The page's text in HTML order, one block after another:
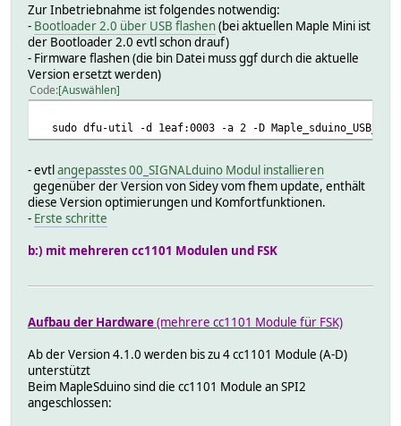
Zur Inbetriebnahme ist folgendes notwendig:
- Bootloader 2.0 über USB flashen(bei aktuellen Maple Mini ist
der Bootloader 2.0 evtl schon drauf)
- Firmware flashen (die bin Datei muss ggf durch die aktuelle
Version ersetzt werden)
Code Auswählen
sudo dfu-util -d 1eaf:0003 -a 2 -D
- evtlangepasstes 00_SIGNALduino Modul installieren
gegenüber der Version von Sidey vom fhem update, enthält
diese Version optimierungen und Komfortfunktionen.
- Erste schritte
b:) mit mehreren cc1101 Modulen und FSK
Aufbau der Hardware(mehrere cc1101 Module für FSK)
Ab der Version 4.1.0 werden bis zu 4 cc1101 Module (A-D)
unterstützt
Beim MapleSduino sind die cc1101 Module an SPI2
angeschlossen: